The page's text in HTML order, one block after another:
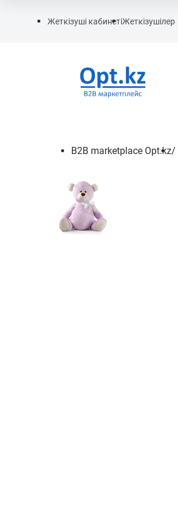
Жеткізуші кабинетіЖеткізушілер
B2B marketplace Opt.kz/